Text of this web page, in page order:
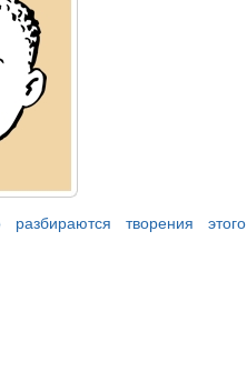
творения этого